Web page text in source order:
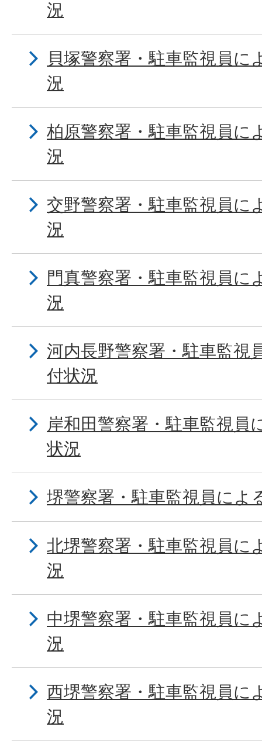
況
貝塚警察署・駐車監視員に
況
柏原警察署・駐車監視員に
況
交野警察署・駐車監視員に
況
門真警察署・駐車監視員に
況
河内長野警察署・駐車監視
付状況
岸和田警察署・駐車監視員
状況
堺警察署・駐車監視員によ
北堺警察署・駐車監視員に
況
中堺警察署・駐車監視員に
況
西堺警察署・駐車監視員に
況